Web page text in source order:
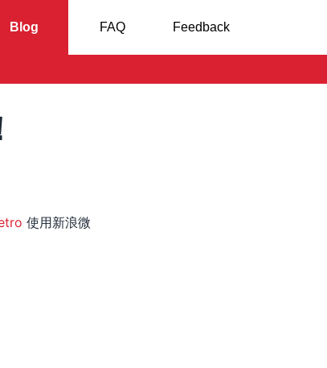
Blog FAQ Feedback
使用新浪微